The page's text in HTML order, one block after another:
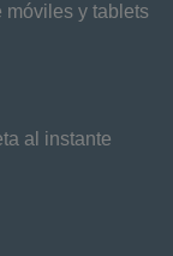
móviles y tablets
al instante